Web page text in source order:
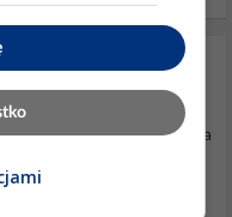
pomocy
i PonyProg. juz z dwoma
tylko do
zndajede w poniedzialek